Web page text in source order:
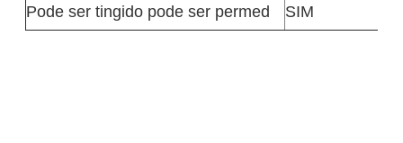
Pode ser tingido pode ser permed
SIM